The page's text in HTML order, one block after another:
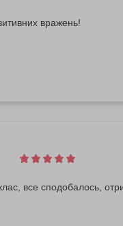
вражень!
все сподобалось,